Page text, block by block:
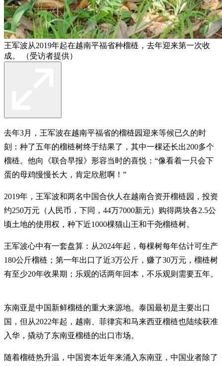
王军波从2019年起在越南平福省种榴梿，去年迎来第一次收
成。 （受访者提供）
去年3月，王军波在越南平福省的榴梿园迎来等候已久的时
刻：种了五年的榴梿树终于结果了，其中一棵还长出200多个
榴梿。他向《联合早报》形容当时的喜悦：“像看着一只会下
蛋的母鸡慢慢长大，肯定欣慰啊！”
2019年，王军波和两名中国合伙人在越南合资开榴梿园，投资
约250万元（人民币，下同，44万7000新元）购得两块各2.5公
顷土地的使用权，种下近1000棵猫山王和干尧榴梿树。
王军波心中有一套盘算：从2024年起，每棵树每年估计可生产
180公斤榴梿；第一年出口了近3万公斤，赚了30万元，榴梿树
有至少20年收果期；乐观的话两年回本，不乐观则需要五年。
东南亚是中国新鲜榴梿的重大来源地。泰国最初是主要出口
国，但从2022年起，越南、菲律宾和马来西亚榴梿也陆续获准
入华，撬动了东南亚榴梿的出口市场。
随着榴梿热升温，中国资本近年来涌入东南亚，中国业者除了